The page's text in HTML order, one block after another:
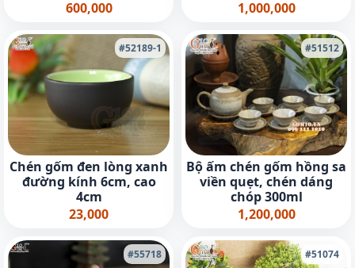
600,000
1,000,000
#52189-1
Chén gốm đen lòng xanh
đường kính 6cm, cao
4cm
23,000
#51512
Bộ ấm chén gốm hồng sa
viền quẹt, chén dáng
chóp 300ml
1,200,000
#55718 #51074